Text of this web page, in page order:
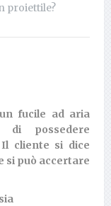
proiettile?
fucile ad aria
di possedere
Il cliente si dice
si può accertare